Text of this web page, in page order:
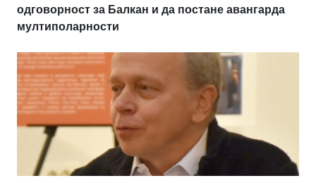
одговорност за Балкан и да постане авангарда
мултиполарности